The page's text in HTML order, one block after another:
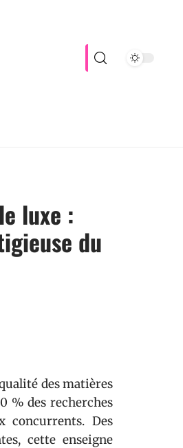
luxe :
du
des matières
% des recherches
concurrents. Des
cette enseigne